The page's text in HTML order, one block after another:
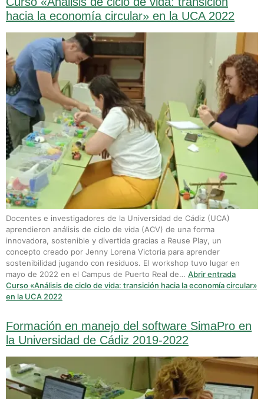
hacia la economía circular» en la UCA 2022
Docentes e investigadores de la Universidad de Cádiz (UCA)
aprendieron análisis de ciclo de vida (ACV) de una forma
innovadora, sostenible y divertida gracias a Reuse Play, un
concepto creado por Jenny Lorena Victoria para aprender
sostenibilidad jugando con residuos. El workshop tuvo lugar en
mayo de 2022 en el Campus de Puerto Real de… Abrir entrada
Curso «Análisis de ciclo de vida: transición hacia la economía circular»
en la UCA 2022
Formación en manejo del software SimaPro en
la Universidad de Cádiz 2019-2022